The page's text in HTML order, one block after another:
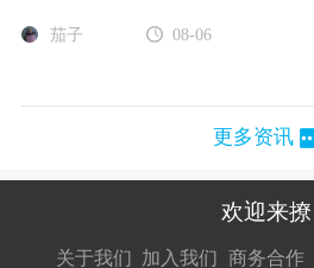
茄子 08-06
更多资讯
欢迎来撩
关于我们 加入我们
接扔简历
商务合作
接开聊